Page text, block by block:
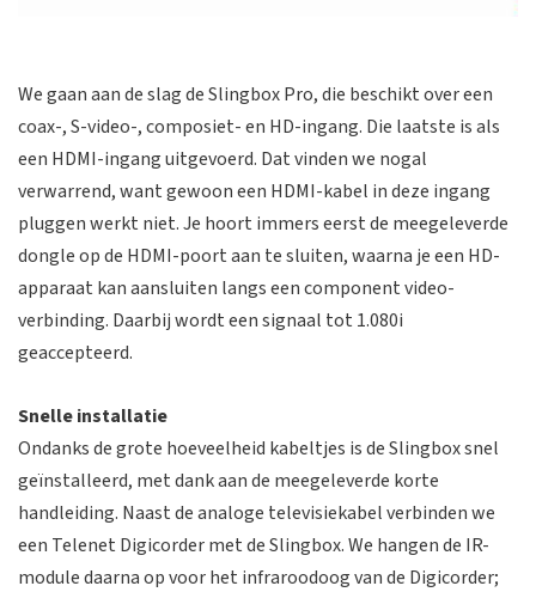
We gaan aan de slag de Slingbox Pro, die beschikt over een
coax-, S-video-, composiet- en HD-ingang. Die laatste is als
een HDMI-ingang uitgevoerd. Dat vinden we nogal
verwarrend, want gewoon een HDMI-kabel in deze ingang
pluggen werkt niet. Je hoort immers eerst de meegeleverde
dongle op de HDMI-poort aan te sluiten, waarna je een HD-
apparaat kan aansluiten langs een component video-
verbinding. Daarbij wordt een signaal tot 1.080i
geaccepteerd.
Snelle installatie
Ondanks de grote hoeveelheid kabeltjes is de Slingbox snel
geïnstalleerd, met dank aan de meegeleverde korte
handleiding. Naast de analoge televisiekabel verbinden we
een Telenet Digicorder met de Slingbox. We hangen de IR-
module daarna op voor het infraroodoog van de Digicorder;